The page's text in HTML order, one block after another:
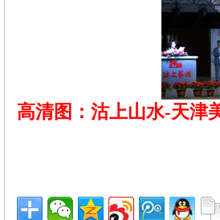
高清图：沽上山水-天津